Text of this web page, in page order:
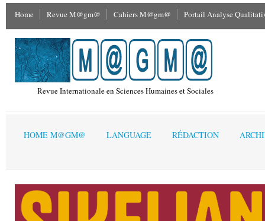
Home Revue M@gm@ Cahiers M@gm@ Portail Analyse
Revue Internationale en Sciences Humaines et Sociales
HOME M@GM@ LANGUAGE RÉDACTION
Home M@GM@ Vol.11 n.3 2013»Ivo Lizzola "Guardarsi per incontrarsi: